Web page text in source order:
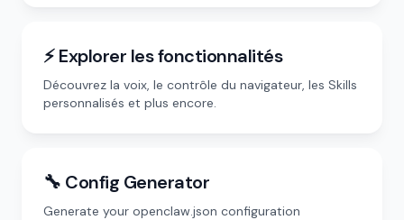
⚡ Explorer les fonctionnalités
Découvrez la voix, le contrôle du navigateur, les Skills
personnalisés et plus encore.
🔧 Config Generator
Generate your openclaw.json configuration